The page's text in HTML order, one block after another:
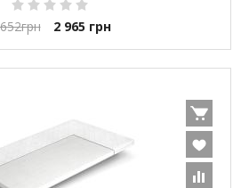
грн 2 965 грн